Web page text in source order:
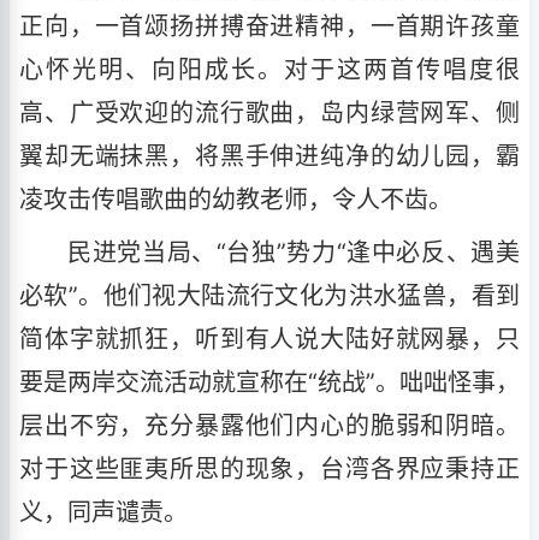
正向，一首颂扬拼搏奋进精神，一首期许孩童
心怀光明、向阳成长。对于这两首传唱度很
高、广受欢迎的流行歌曲，岛内绿营网军、侧
翼却无端抹黑，将黑手伸进纯净的幼儿园，霸
凌攻击传唱歌曲的幼教老师，令人不齿。
民进党当局、“台独”势力“逢中必反、遇美
必软”。他们视大陆流行文化为洪水猛兽，看到
简体字就抓狂，听到有人说大陆好就网暴，只
要是两岸交流活动就宣称在“统战”。咄咄怪事，
层出不穷，充分暴露他们内心的脆弱和阴暗。
对于这些匪夷所思的现象，台湾各界应秉持正
义，同声谴责。